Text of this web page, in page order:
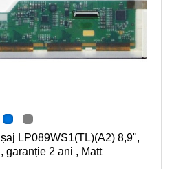
LP089WS1(TL)(A2) 8,9",
garanție 2 ani , Matt